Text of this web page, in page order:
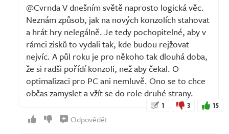
@Cvrnda V dnešním světě naprosto logická věc.
Neznám způsob, jak na nových konzolích stahovat
a hrát hry nelegálně. Je tedy pochopitelné, aby v
rámci zisků to vydali tak, kde budou rejžovat
nejvíc. A půl roku je pro někoho tak dlouhá doba,
že si radši pořídí konzoli, než aby čekal. O
optimalizaci pro PC ani nemluvě. Ono se to chce
občas zamyslet a vžít se do role druhé strany.
1 3 15
Odpovědět